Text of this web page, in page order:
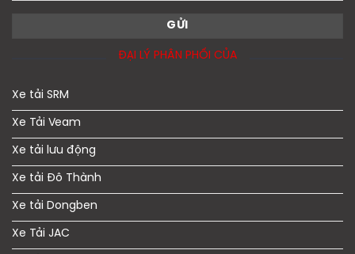
ĐẠI LÝ PHÂN PHỐI CỦA
Xe tải SRM
Xe Tải Veam
Xe tải lưu động
Xe tải Đô Thành
Xe tải Dongben
Xe Tải JAC